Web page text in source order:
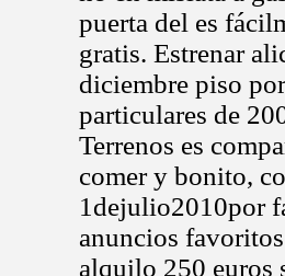
puerta del es
gratis. Estrenar
diciembre piso
particulares de
Terrenos es
comer y bonito,
1dejulio2010por
anuncios
alquilo 250 euros